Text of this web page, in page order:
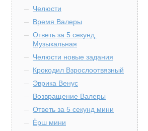
Челюсти
Время Валеры
Ответь за 5 секунд.
Музыкальная
Челюсти новые задания
Крокодил Взрослоотвязный
Эврика Венус
Возвращение Валеры
Ответь за 5 секунд мини
Ёрш мини